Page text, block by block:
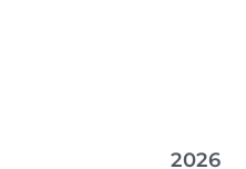
2026